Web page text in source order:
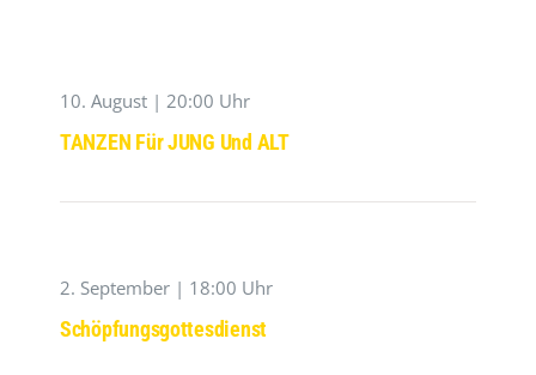
10. August | 20:00 Uhr
TANZEN Für JUNG Und ALT
2. September | 18:00 Uhr
Schöpfungsgottesdienst